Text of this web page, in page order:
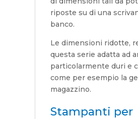
riposte su di una
banco.
Le dimensioni ridotte,
questa serie adatta ad
particolarmente duri e
come per esempio la
magazzino.
Stampanti per